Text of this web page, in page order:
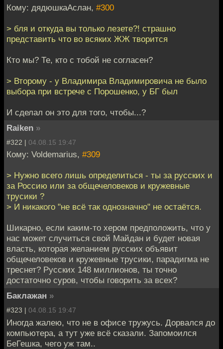
Кому: дядюшкаАслан, #300
> бля и откуда вы только лезете?! страшно
представить что во всяких ЖЖ творится
Кто мы? Те, кто с тобой не согласен?
> Второму - у Владимира Владимировича не было
выбора при встрече с Порошенко, у БГ был
И сделал он это для того, чтобы...?
Raiken »
#322 | 04.08.15 19:47
Кому: Voldemarius, #309
> Нужно всего лишь определиться - ты за русских и
за Россию или за общечеловеков и кружевные
трусики ?
> И никакого "не всё так однозначно" не остаётся.
Шикарно, если каким-то хером предположить, что у
нас может случиться свой Майдан и будет новая
власть, которая желанием русских объявит
общечеловеков и кружевные трусики, парадигма не
треснет? Русских 148 миллионов, ты точно
достаточно суров, чтобы говорить за всех?
Баклажан »
#323 | 04.08.15 19:47
Иногда жалею, что не в офисе тружусь. Дорвался до
компьютера, а тут уже всё сказали. Запомоился
БеГешка, чего уж там..